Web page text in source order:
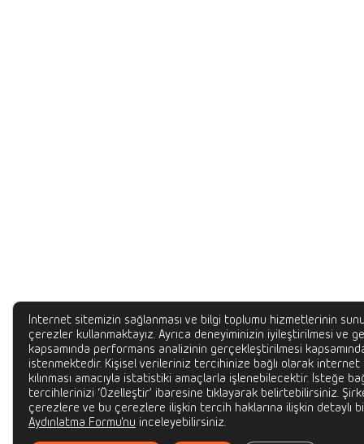
İnternet sitemizin sağlanması ve bilgi toplumu hizmetlerinin
çerezler kullanmaktayız. Ayrıca deneyiminizin iyileştirilmesi ve
kapsamında performans analizinin gerçekleştirilmesi
istenmektedir. Kişisel verileriniz tercihinize bağlı olarak internet
kılınması amacıyla istatistiki amaçlarla işlenebilecektir. İsteğe
tercihlerinizi ‘Özelleştir’ ibaresine tıklayarak belirtebilirsiniz.
çerezlere ve bu çerezlere ilişkin tercih haklarına ilişkin detaylı
Aydınlatma Formu'nu inceleyebilirsiniz.